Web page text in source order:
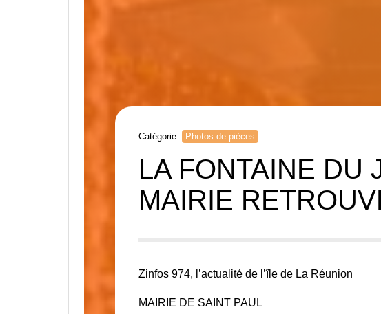
Catégorie : Photos de pièces
LA FONTAINE DU
MAIRIE
Zinfos 974, l’actualité de l’île de La Réunion
MAIRIE DE SAINT PAUL